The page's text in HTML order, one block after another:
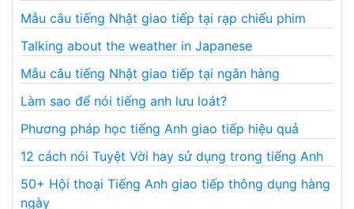
Mẫu câu tiếng Nhật giao tiếp tại rạp chiếu phim
Talking about the weather in Japanese
Mẫu câu tiếng Nhật giao tiếp tại ngân hàng
Làm sao để nói tiếng anh lưu loát?
Phương pháp học tiếng Anh giao tiếp hiệu quả
12 cách nói Tuyệt Vời hay sử dụng trong tiếng Anh
50+ Hội thoại Tiếng Anh giao tiếp thông dụng hàng
ngày